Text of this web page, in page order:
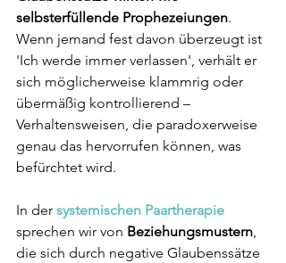
selbsterfüllende Prophezeiungen.
Wenn jemand fest davon überzeugt ist
'Ich werde immer verlassen', verhält er
sich möglicherweise klammrig oder
übermäßig kontrollierend –
Verhaltensweisen, die paradoxerweise
genau das hervorrufen können, was
befürchtet wird.
In der systemischen Paartherapie
sprechen wir von Beziehungsmustern,
die sich durch negative Glaubenssätze